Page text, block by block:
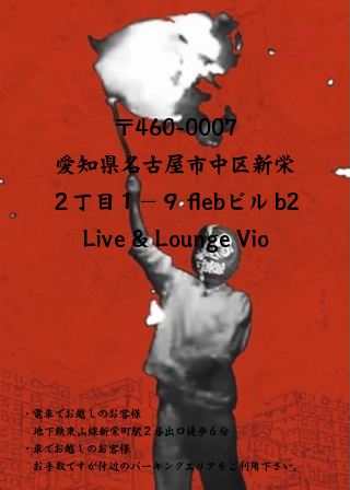
〒460-0007
​愛知県名古屋市中区新栄
２丁目１−９ flebビル b2
​Live & Lounge Vio
・電車でお越しのお客様
地下鉄東山線新栄町駅２番出口徒歩６分
・車でお越しのお客様
​ お手数ですが付近のパーキングエリアをご利用下さい。